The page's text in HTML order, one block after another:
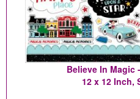
Believe In Magic
12 x 12 Inch,